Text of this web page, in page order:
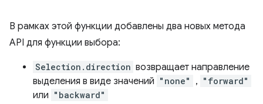
В рамках этой функции добавлены два новых метода
API для функции выбора:
Selection.direction возвращает направление
выделения в виде значений "none" , "forward"
или "backward"